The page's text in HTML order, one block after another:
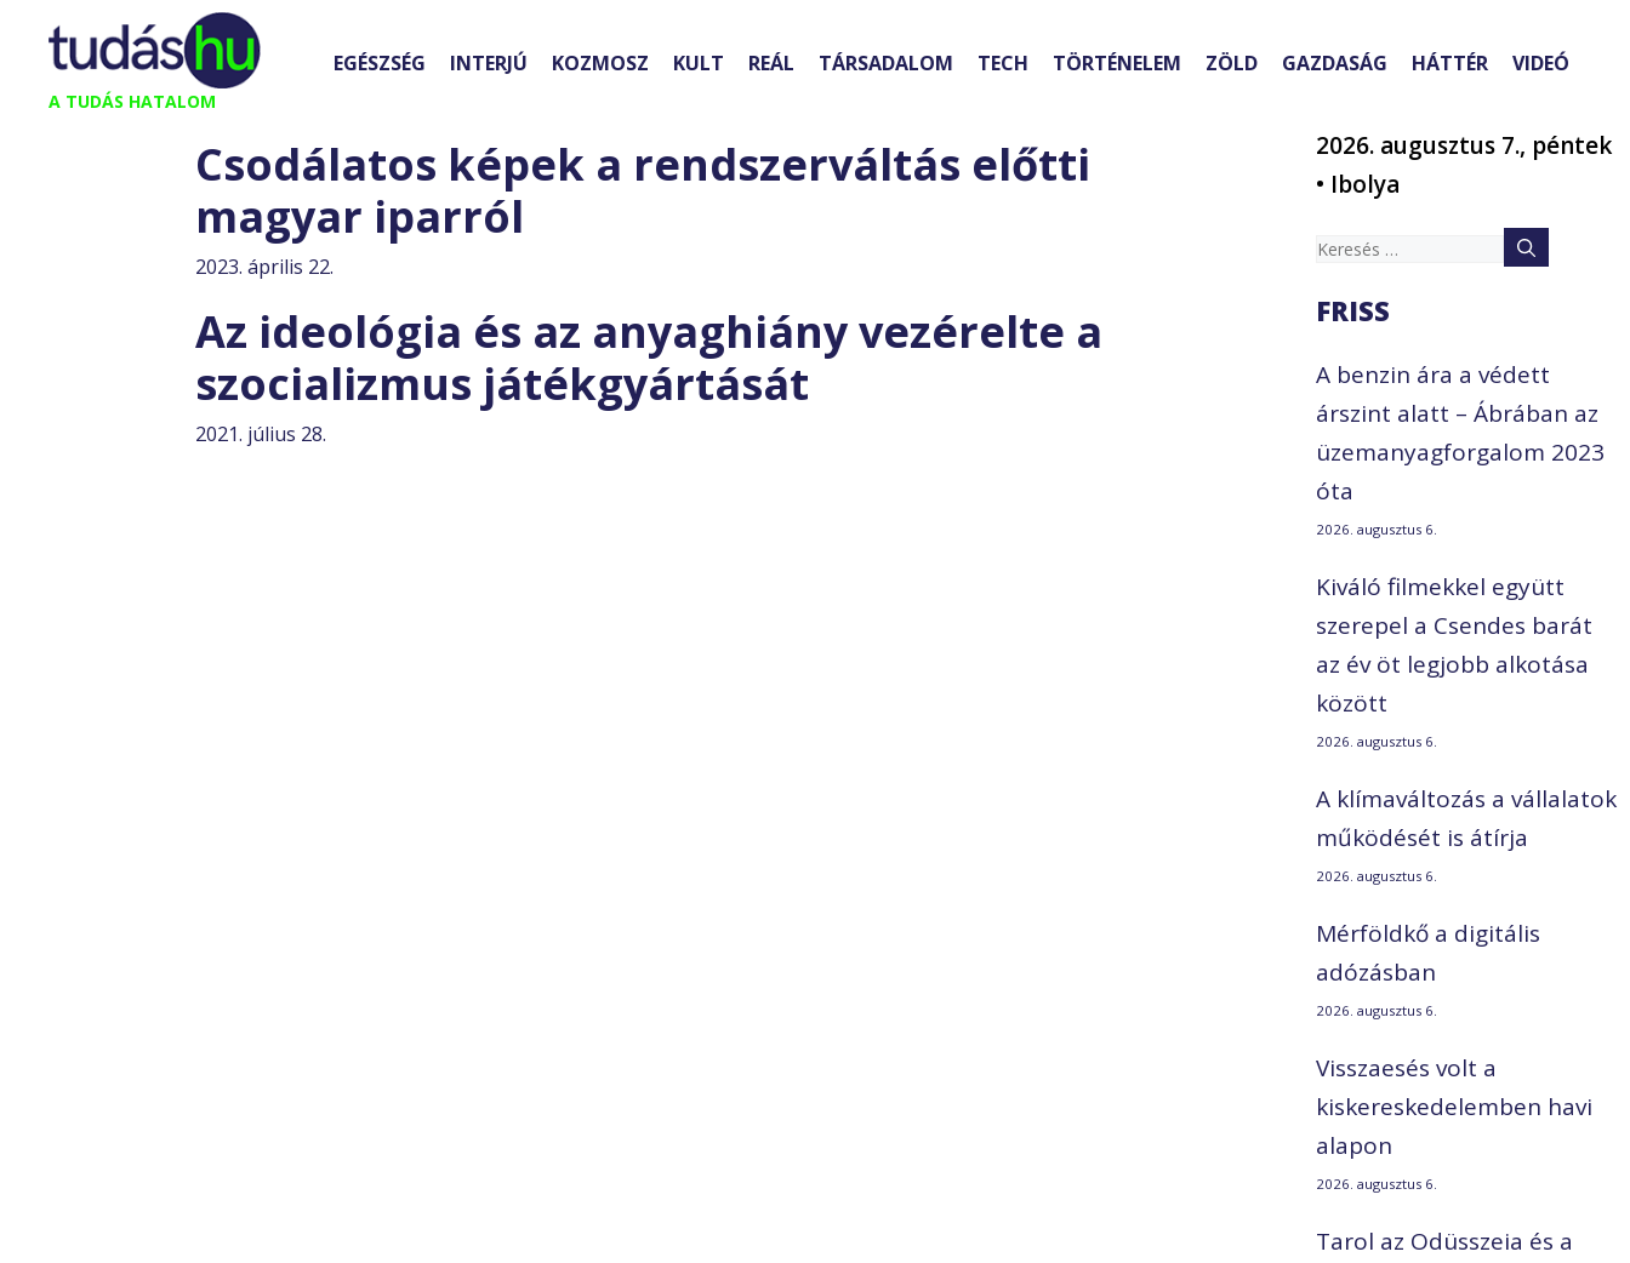
Kilépés
tartalomba
A TUDÁS HATALOM
EGÉSZSÉG INTERJÚ KOZMOSZ KULT REÁL TÁRSADALOM TECH TÖRTÉNELEM ZÖLD GAZDASÁG HÁTTÉR VIDEÓ
Csodálatos képek a rendszerváltás előtti
magyar iparról
2023. április 22.
Az ideológia és az anyaghiány vezérelte a
szocializmus játékgyártását
2021. július 28.
2026. augusztus 7., péntek
• Ibolya
Keresés:
FRISS
A benzin ára a védett
árszint alatt – Ábrában az
üzemanyagforgalom 2023
óta
2026. augusztus 6.
Kiváló filmekkel együtt
szerepel a Csendes barát
az év öt legjobb alkotása
között
2026. augusztus 6.
A klímaváltozás a vállalatok
működését is átírja
2026. augusztus 6.
Mérföldkő a digitális
adózásban
2026. augusztus 6.
Visszaesés volt a
kiskereskedelemben havi
alapon
2026. augusztus 6.
Tarol az Odüsszeia és a